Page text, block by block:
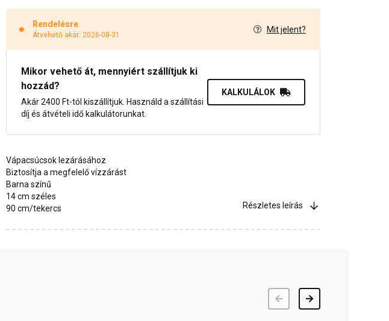
Rendelésre
Átvehető akár: 2026-08-31
Mit jelent?
Mikor vehető át, mennyiért szállítjuk ki
hozzád?
Akár 2400 Ft-tól kiszállítjuk. Használd a szállítási
díj és átvételi idő kalkulátorunkat.
KALKULÁLOK
Vápacsúcsok lezárásához
Biztosítja a megfelelő vízzárást
Barna színű
14 cm széles
90 cm/tekercs
Részletes leírás